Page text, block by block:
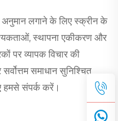
लगाने के लिए स्क्रीन के
स्थापना एकीकरण और
पर व्यापक विचार की
समाधान सुनिश्चित
हमसे संपर्क करें।